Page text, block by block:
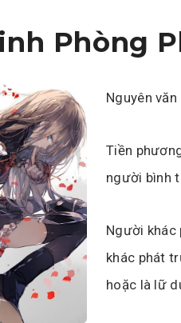
Phòng
Nguyên
Tiền
người bình
Người
khác phát
hoặc là lữ